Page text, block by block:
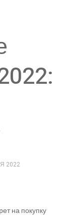
2022
на покупку